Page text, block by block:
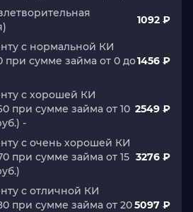
1092 ₽
с нормальной КИ
при сумме займа от 0 до1456 ₽
с хорошей КИ
при сумме займа от 10
-
2549 ₽
с очень хорошей КИ
при сумме займа от 15 3276 ₽
с отличной КИ
при сумме займа от 205097 ₽